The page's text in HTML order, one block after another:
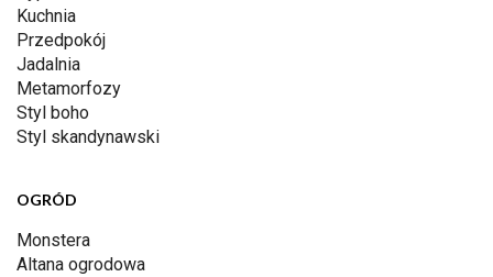
Kuchnia
Przedpokój
Jadalnia
Metamorfozy
Styl boho
Styl skandynawski
OGRÓD
Monstera
Altana ogrodowa